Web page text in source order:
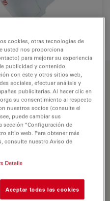
PRINCIPALES
cookies, otras tecnologías de
usted nos proporciona
para mejorar su experiencia
publicidad y contenido
con este y otros sitios web,
sociales, efectuar análisis y
publicitarias. Al hacer clic en
su consentimiento al respecto
nuestros socios (consulte el
puede cambiar sus
sección “Configuración de
sitio web. Para obtener más
consulte nuestro Aviso de
Details
Aceptar todas las cookies